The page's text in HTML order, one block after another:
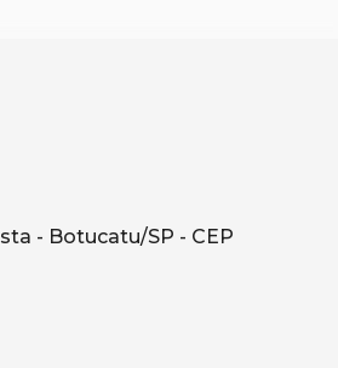
- Botucatu/SP - CEP